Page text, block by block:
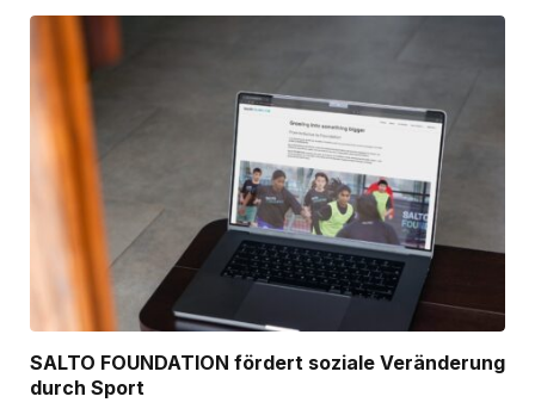
SALTO FOUNDATION fördert soziale Veränderung
durch Sport